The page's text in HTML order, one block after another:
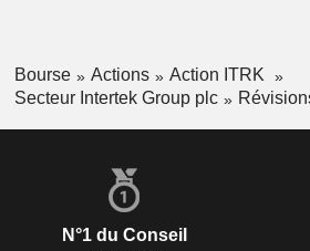
Bourse Actions
Action ITRK
Secteur Intertek Group plc
N°1 du Conseil